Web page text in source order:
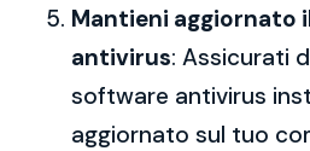
Mantieni aggiornato
antivirus: Assicurati
software antivirus
aggiornato sul tuo